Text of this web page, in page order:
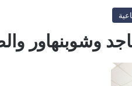
وشوبنهاور